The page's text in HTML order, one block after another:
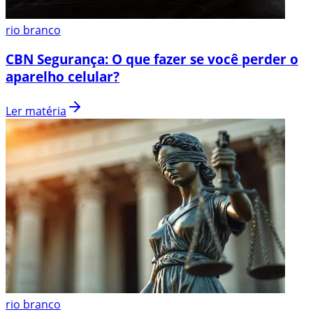
rio branco
CBN Segurança: O que fazer se você perder o
aparelho celular?
Ler matéria
rio branco